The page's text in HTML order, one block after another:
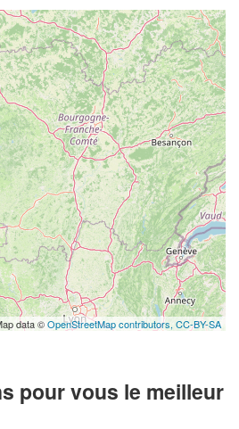
data ©OpenStreetMap contributors, CC-BY-SA
pour vous le meilleur